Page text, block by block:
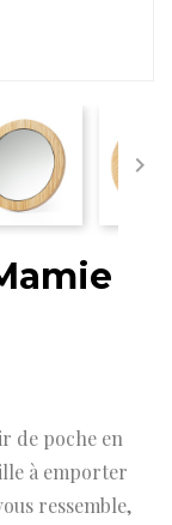

de poche en
à emporter
ressemble,